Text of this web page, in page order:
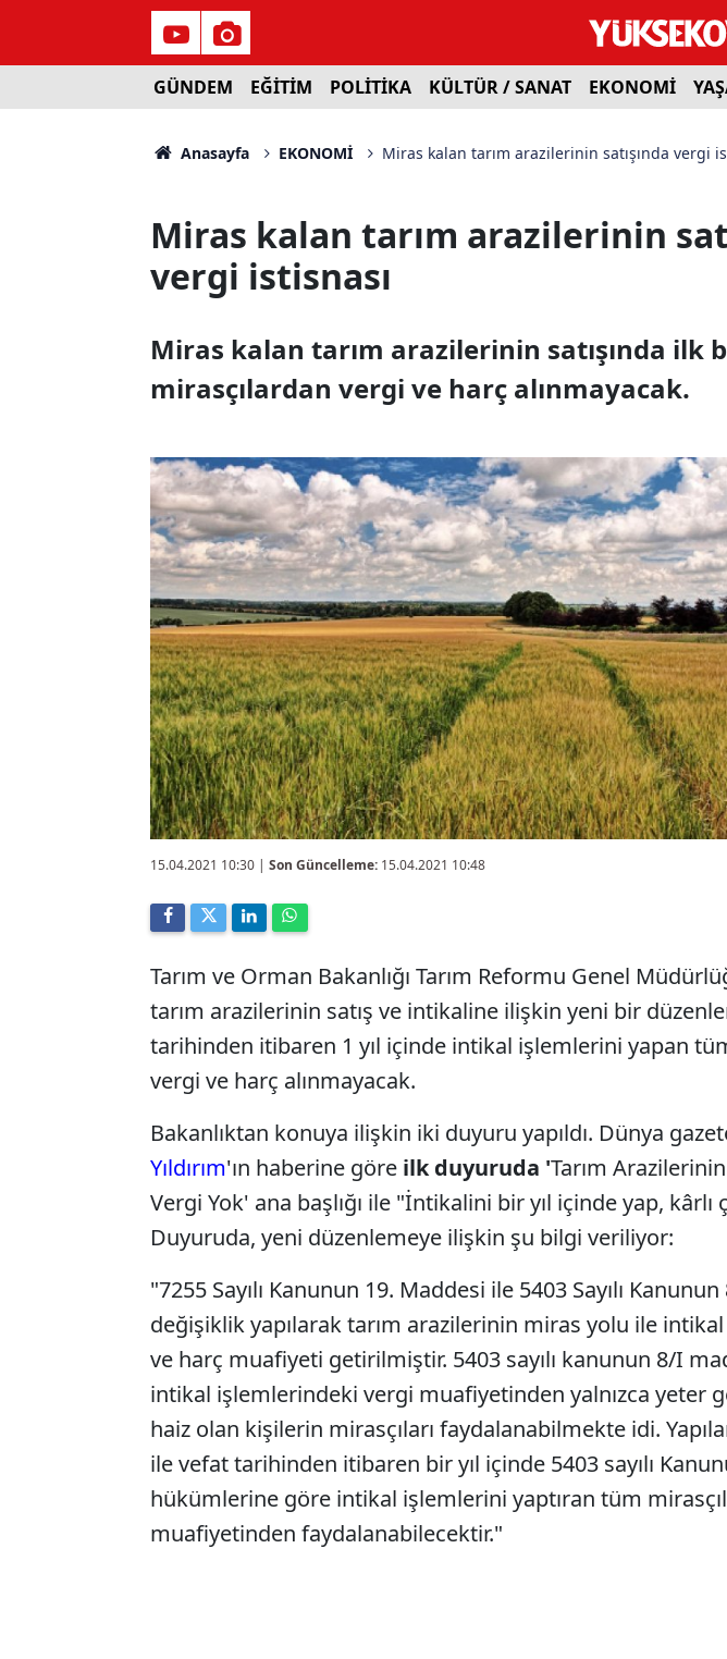
GÜNDEM EĞİTİM POLİTİKA KÜLTÜR / SANAT EKONOMİ
Anasayfa EKONOMİ Miras kalan tarım arazilerinin satışında vergi
Miras kalan tarım arazilerinin
vergi istisnası
Miras kalan tarım arazilerinin satışında ilk
mirasçılardan vergi ve harç alınmayacak.
15.04.2021 10:30 | Son Güncelleme: 15.04.2021 10:48
Tarım ve Orman Bakanlığı Tarım Reformu Genel
tarım arazilerinin satış ve intikaline ilişkin yeni bir
tarihinden itibaren 1 yıl içinde intikal işlemlerini yapan
vergi ve harç alınmayacak.
Bakanlıktan konuya ilişkin iki duyuru yapıldı. Dünya
Yıldırım'ın haberine göre ilk duyuruda 'Tarım
Vergi Yok' ana başlığı ile "İntikalini bir yıl içinde yap, kârlı
Duyuruda, yeni düzenlemeye ilişkin şu bilgi veriliyor:
"7255 Sayılı Kanunun 19. Maddesi ile 5403 Sayılı
değişiklik yapılarak tarım arazilerinin miras yolu ile
ve harç muafiyeti getirilmiştir. 5403 sayılı kanunun 8/I
intikal işlemlerindeki vergi muafiyetinden yalnızca yeter
haiz olan kişilerin mirasçıları faydalanabilmekte idi.
ile vefat tarihinden itibaren bir yıl içinde 5403 sayılı
hükümlerine göre intikal işlemlerini yaptıran tüm
muafiyetinden faydalanabilecektir."